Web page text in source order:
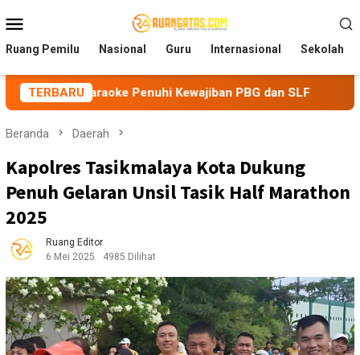
ke
kontenMobile
Ruang Pemilu Nasional Guru Internasional Sekolah
TERBARU
Penuhi Kewajiban PBG dan SLF BEM Nusantara
Beranda Daerah
Kapolres Tasikmalaya Kota Dukung
Penuh Gelaran Unsil Tasik Half Marathon
2025
Ruang Editor
6 Mei 2025
4985 Dilihat